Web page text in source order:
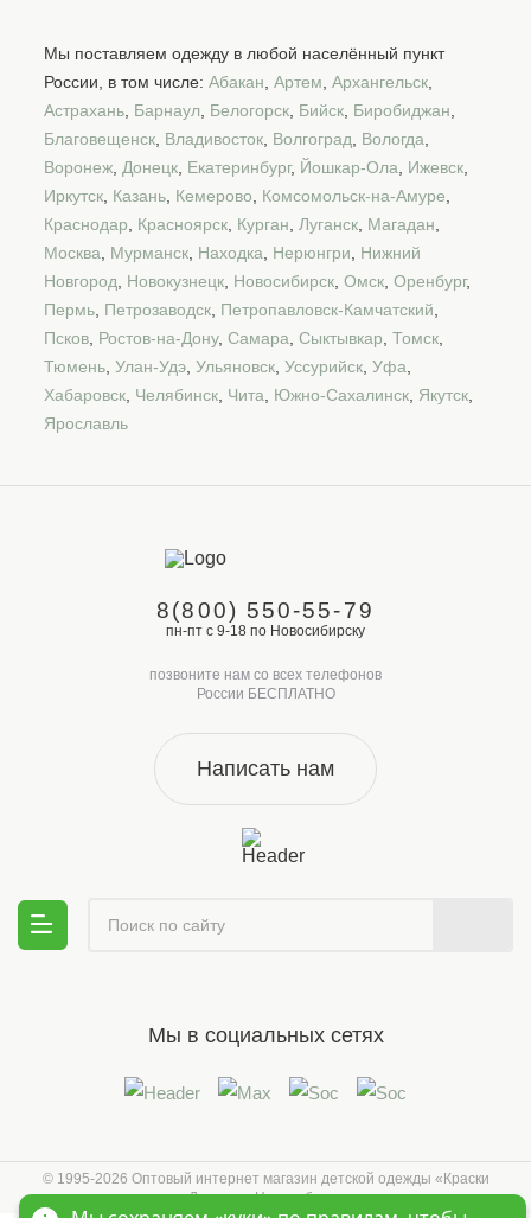
Мы поставляем одежду в любой населённый пункт
России, в том числе: Абакан, Артем, Архангельск,
Астрахань, Барнаул, Белогорск, Бийск, Биробиджан,
Благовещенск, Владивосток, Волгоград, Вологда,
Воронеж, Донецк, Екатеринбург, Йошкар-Ола, Ижевск,
Иркутск, Казань, Кемерово, Комсомольск-на-Амуре,
Краснодар, Красноярск, Курган, Луганск, Магадан,
Москва, Мурманск, Находка, Нерюнгри, Нижний
Новгород, Новокузнецк, Новосибирск, Омск, Оренбург,
Пермь, Петрозаводск, Петропавловск-Камчатский,
Псков, Ростов-на-Дону, Самара, Сыктывкар, Томск,
Тюмень, Улан-Удэ, Ульяновск, Уссурийск, Уфа,
Хабаровск, Челябинск, Чита, Южно-Сахалинск, Якутск,
Ярославль
8(800) 550-55-79
пн-пт с 9-18 по Новосибирску
позвоните нам со всех телефонов
России БЕСПЛАТНО
Написать нам
Мы в социальных сетях
© 1995-2026 Оптовый интернет магазин детской одежды «Краски
Детства»Новосибирск